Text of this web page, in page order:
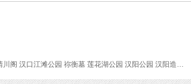
武汉动物园 武汉博物馆 龟山风景区 晴川阁 汉口江滩公园 祢衡墓 莲花湖公园 汉阳公园 汉阳造艺术区 华润·张之洞纪念公园 归元禅寺 月湖公园 古琴台